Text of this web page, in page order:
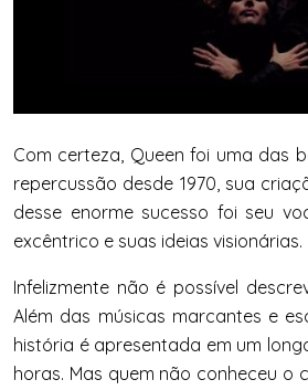
Com certeza, Queen foi uma das
repercussão desde 1970, sua
desse enorme sucesso foi seu
excêntrico e suas ideias visionárias.
Infelizmente não é possível
Além das músicas marcantes e
história é apresentada em um
horas. Mas quem não conheceu o